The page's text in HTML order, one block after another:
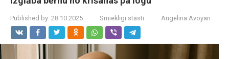
Published by: 28.10.2025 Smieklīgi stāsti Angelina Avoyan